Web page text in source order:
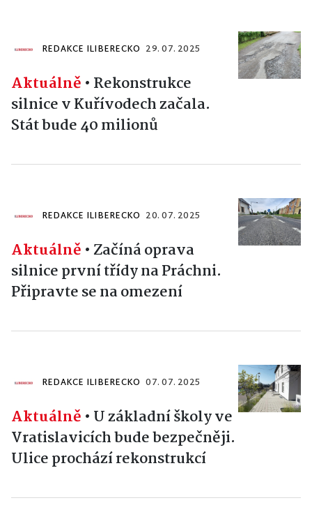
REDAKCE ILIBERECKO 29. 07. 2025
Aktuálně • Rekonstrukce
silnice v Kuřívodech začala.
Stát bude 40 milionů
REDAKCE ILIBERECKO 20. 07. 2025
Aktuálně • Začíná oprava
silnice první třídy na Práchni.
Připravte se na omezení
REDAKCE ILIBERECKO 07. 07. 2025
Aktuálně • U základní školy ve
Vratislavicích bude bezpečněji.
Ulice prochází rekonstrukcí